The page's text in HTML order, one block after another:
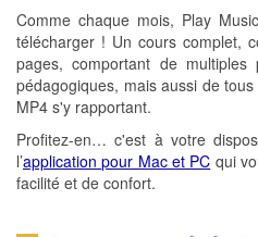
Comme chaque mois, Play
télécharger ! Un cours complet,
pages, comportant de multiples
pédagogiques, mais aussi de
MP4 s'y rapportant.
Profitez-en… c'est à votre
l’application pour Mac et PC qui
facilité et de confort.